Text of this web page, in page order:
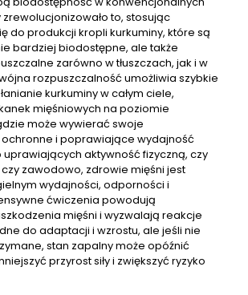
to, stosując
do produkcji kropli kurkuminy, które są
bardziej biodostępne, ale także
zarówno w tłuszczach, jak i w
rozpuszczalność umożliwia szybkie
kurkuminy w całym ciele,
mięśniowych na poziomie
może wywierać swoje
i poprawiające wydajność
uprawiających aktywność fizyczną, czy
zawodowo, zdrowie mięśni jest
wydajności, odporności i
ćwiczenia powodują
mięśni i wyzwalają reakcje
do adaptacji i wzrostu, ale jeśli nie
stan zapalny może opóźnić
przyrost siły i zwiększyć ryzyko